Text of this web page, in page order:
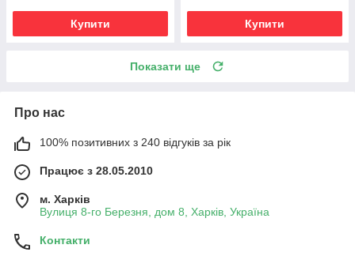
Купити Купити
Показати ще
Про нас
100% позитивних з 240 відгуків за рік
Працює з 28.05.2010
м. Харків
Вулиця 8-го Березня, дом 8, Харків, Україна
Контакти